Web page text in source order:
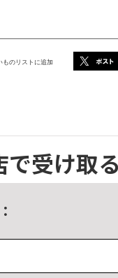
ものリストに追加
で受け取る